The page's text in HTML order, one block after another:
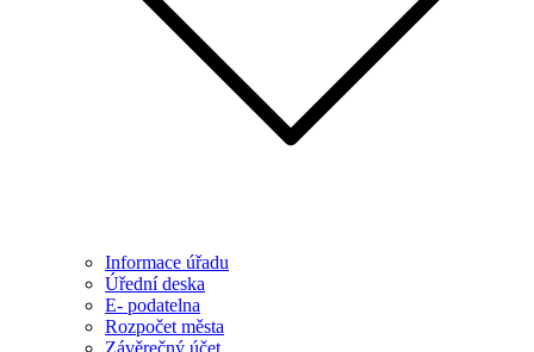
Informace úřadu
Úřední deska
E- podatelna
Rozpočet města
Závěrečný účet